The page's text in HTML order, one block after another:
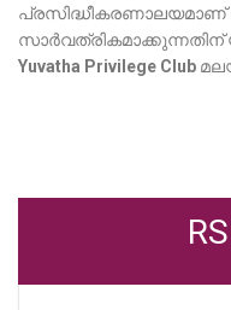
Yuvatha Privilege Club
RS